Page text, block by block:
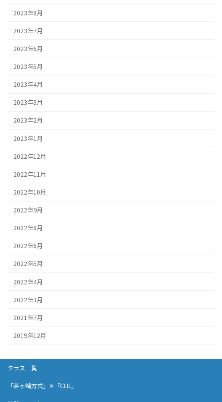
2023年8月
2023年7月
2023年6月
2023年5月
2023年4月
2023年3月
2023年2月
2023年1月
2022年12月
2022年11月
2022年10月
2022年9月
2022年8月
2022年6月
2022年5月
2022年4月
2022年3月
2021年7月
2019年12月
クラス一覧
「茅ヶ崎方式」✕「CLIL」